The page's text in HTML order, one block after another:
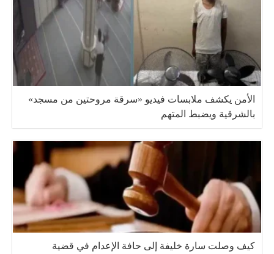
الأمن يكشف ملابسات فيديو «سرقة مروحتين من مسجد»
بالشرقية ويضبط المتهم
كيف وصلت سارة خليفة إلى حافة الإعدام في قضية